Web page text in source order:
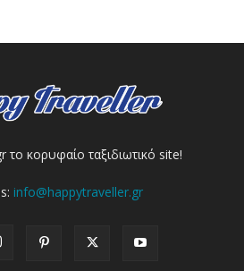
το κορυφαίο ταξιδιωτικό site!
info@happytraveller.gr